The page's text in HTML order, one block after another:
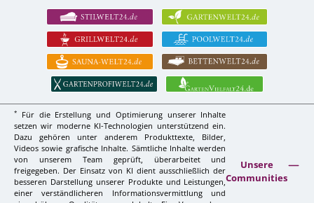
*
Für die Erstellung und Optimierung unserer Inhalte
setzen wir moderne KI-Technologien unterstützend ein.
Dazu gehören unter anderem Produkttexte, Bilder,
Videos sowie grafische Inhalte. Sämtliche Inhalte werden
von unserem Team geprüft, überarbeitet und
freigegeben. Der Einsatz von KI dient ausschließlich der
besseren Darstellung unserer Produkte und Leistungen,
einer verständlicheren Informationsvermittlung und
Unsere
Communities